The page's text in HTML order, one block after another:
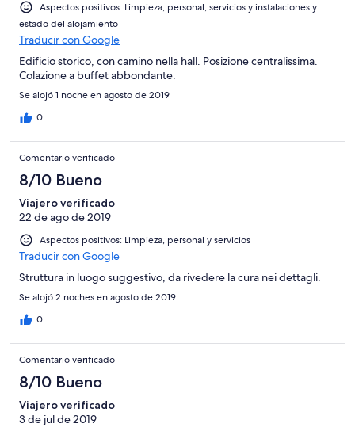
Aspectos positivos: Limpieza, personal, servicios y instalaciones y
estado del alojamiento
Traducir con Google
Edificio storico, con camino nella hall. Posizione centralissima.
Colazione a buffet abbondante.
Se alojó 1 noche en agosto de 2019
0
Comentario verificado
8/10 Bueno
Viajero verificado
22 de ago de 2019
Aspectos positivos: Limpieza, personal y servicios
Traducir con Google
Struttura in luogo suggestivo, da rivedere la cura nei dettagli.
Se alojó 2 noches en agosto de 2019
0
Comentario verificado
8/10 Bueno
Viajero verificado
3 de jul de 2019